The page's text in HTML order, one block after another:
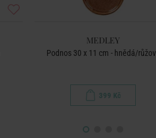
MEDLEY
Podnos 30 x 11 cm - hnědá/
399 Kč